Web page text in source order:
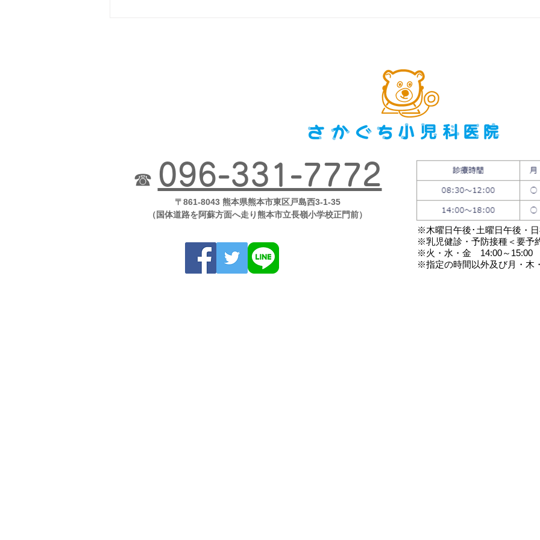
☎ 096-331-7772
〒861-8043 熊本県熊本市東区戸島西3-1-35
（国体道路を阿蘇方面へ走り熊本市立長嶺小学校正門前）
※木曜日午後･土曜日午後・
※乳児健診・予防接種＜要予
※火・水・金 14:00～15:00
※指定の時間以外及び月・木